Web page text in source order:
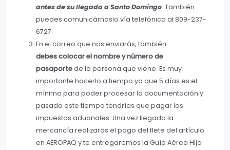
antes de su llegada a Santo Domingo. También
puedes comunicárnoslo vía telefónica al 809-237-
6727.
En el correo que nos enviarás, también
debescolocar el nombre y número de
pasaportede la persona que viene. Es muy
importante hacerlo a tiempo ya que 5 días es el
mínimo para poder procesar la documentación y
pasado este tiempo tendrías que pagar los
impuestos aduanales. Una vez llegada la
mercancía realizarás el pago del flete del artículo
en AEROPAQ y te entregaremos la Guía Aérea Hija